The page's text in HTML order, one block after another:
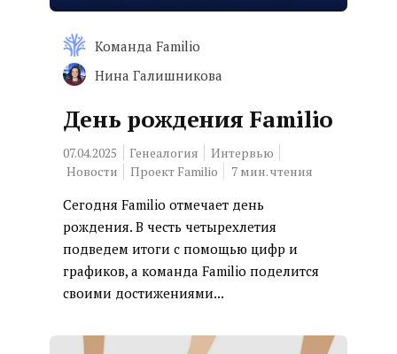
Команда Familio
Нина Галишникова
День рождения Familio
07.04.2025 Генеалогия
Интервью
Новости
Проект Familio 7 мин. чтения
Сегодня Familio отмечает день
рождения. В честь четырехлетия
подведем итоги с помощью цифр и
графиков, а команда Familio поделится
своими достижениями...